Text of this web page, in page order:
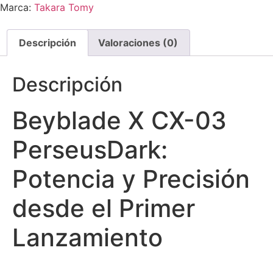
Marca: Takara Tomy
Descripción Valoraciones (0)
Descripción
Beyblade X CX-03
PerseusDark:
Potencia y Precisión
desde el Primer
Lanzamiento